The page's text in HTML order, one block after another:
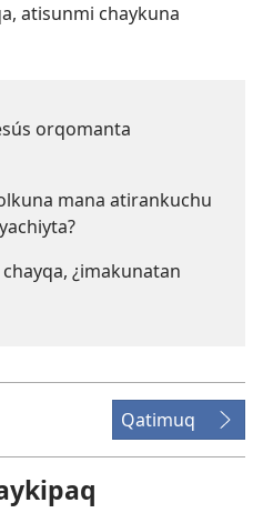
atisunmi chaykuna
orqomanta
mana atirankuchu
¿imakunatan
Qatimuq